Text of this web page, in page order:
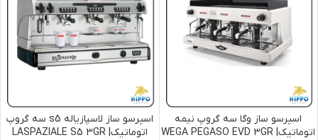
اسپرسو ساز وگا سه گروپ نیمه
اتوماتیک| WEGA PEGASO EVD 3GR
اسپرسو ساز لاسپازیاله s5 سه گروپ
اتوماتیک| LASPAZIALE S5 3GR